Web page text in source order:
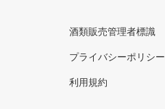
酒類販売管理者標識
プライバシーポリシー
利用規約